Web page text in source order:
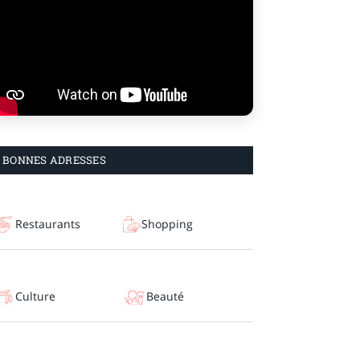
BONNES ADRESSES
Restaurants Shopping
Culture Beauté